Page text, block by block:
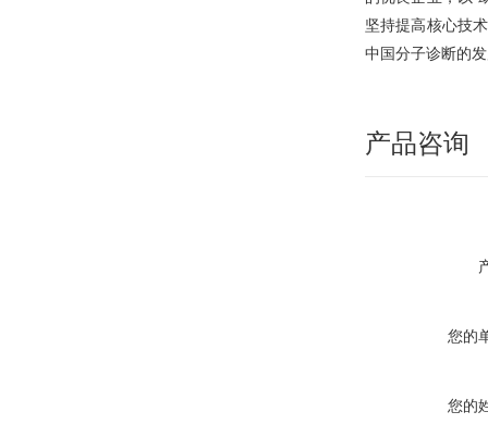
红荣微再
红荣微再
坚持提高核心技
中国分子诊断的
产品咨询
您的
您的